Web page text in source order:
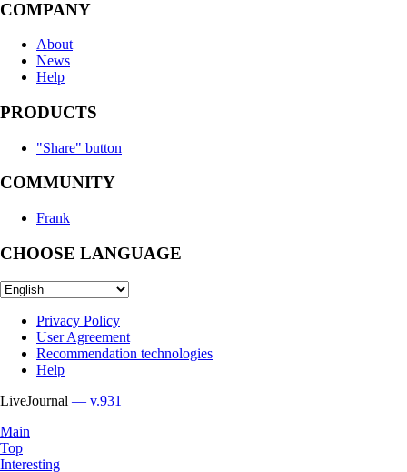
COMPANY
About
News
Help
PRODUCTS
"Share" button
COMMUNITY
Frank
CHOOSE LANGUAGE
Privacy Policy
User Agreement
Recommendation technologies
Help
LiveJournal — v.931
Main
Top
Interesting